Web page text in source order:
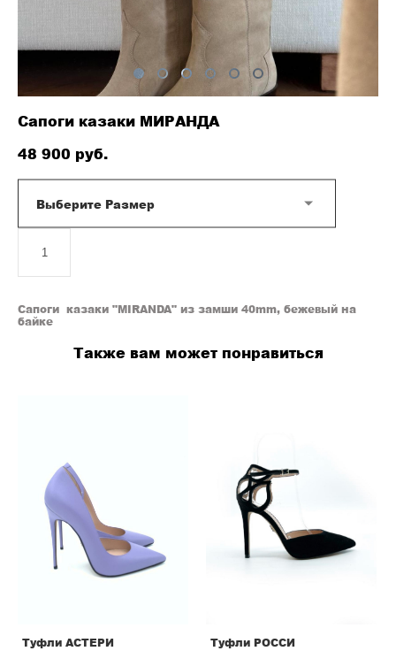
Сапоги казаки МИРАНДА
48 900 pуб.
Выберите Размер
Сапоги казаки "MIRANDA" из замши 40mm, бежевый на
байке
Также вам может понравиться
Туфли АСТЕРИ
Туфли РОССИ